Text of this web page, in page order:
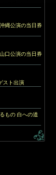
縄公演の当日券
口公演の当日券
スト出演
もの 白への道